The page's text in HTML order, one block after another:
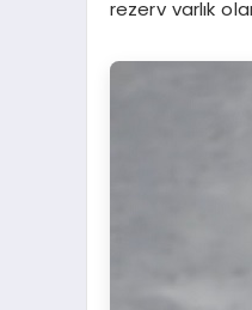
rezerv varlık